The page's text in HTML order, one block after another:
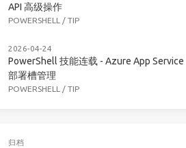
API 高级操作
POWERSHELL / TIP
2026-04-24
PowerShell 技能连载 - Azure App Service
部署槽管理
POWERSHELL / TIP
归档